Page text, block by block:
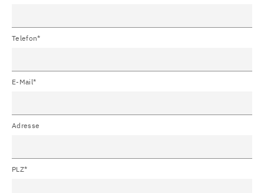
Telefon*
E-Mail*
Adresse
PLZ*